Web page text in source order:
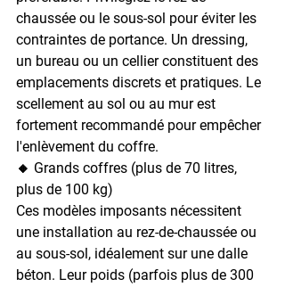
chaussée ou le sous-sol pour éviter les
contraintes de portance. Un dressing,
un bureau ou un cellier constituent des
emplacements discrets et pratiques. Le
scellement au sol ou au mur est
fortement recommandé pour empêcher
l'enlèvement du coffre.
🔸 Grands coffres (plus de 70 litres,
plus de 100 kg)
Ces modèles imposants nécessitent
une installation au rez-de-chaussée ou
au sous-sol, idéalement sur une dalle
béton. Leur poids (parfois plus de 300